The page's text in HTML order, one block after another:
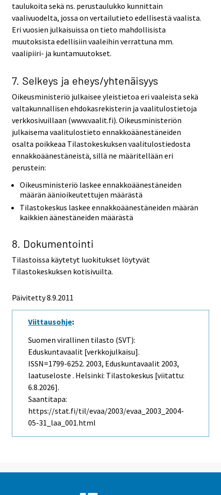
taulukoita sekä ns. perustaulukko kunnittain
vaalivuodelta, jossa on vertailutieto edellisestä vaalista.
Eri vuosien julkaisuissa on tieto mahdollisista
muutoksista edellisiin vaaleihin verrattuna mm.
vaalipiiri- ja kuntamuutokset.
7. Selkeys ja eheys/yhtenäisyys
Oikeusministeriö julkaisee yleistietoa eri vaaleista sekä
valtakunnallisen ehdokasrekisterin ja vaalitulostietoja
verkkosivuillaan (www.vaalit.fi). Oikeusministeriön
julkaisema vaalitulostieto ennakkoäänestäneiden
osalta poikkeaa Tilastokeskuksen vaalitulostiedosta
ennakkoäänestäneistä, sillä ne määritellään eri
perustein:
Oikeusministeriö laskee ennakkoäänestäneiden
määrän äänioikeutettujen määrästä
Tilastokeskus laskee ennakkoäänestäneiden määrän
kaikkien äänestäneiden määrästä
8. Dokumentointi
Tilastoissa käytetyt luokitukset löytyvät
Tilastokeskuksen kotisivuilta.
Päivitetty 8.9.2011
Viittausohje:
Suomen virallinen tilasto (SVT):
Eduskuntavaalit [verkkojulkaisu].
ISSN=1799-6252. 2003, Eduskuntavaalit 2003,
laatuseloste . Helsinki: Tilastokeskus [viitattu:
6.8.2026].
Saantitapa:
https://stat.fi/til/evaa/2003/evaa_2003_2004-
05-31_laa_001.html